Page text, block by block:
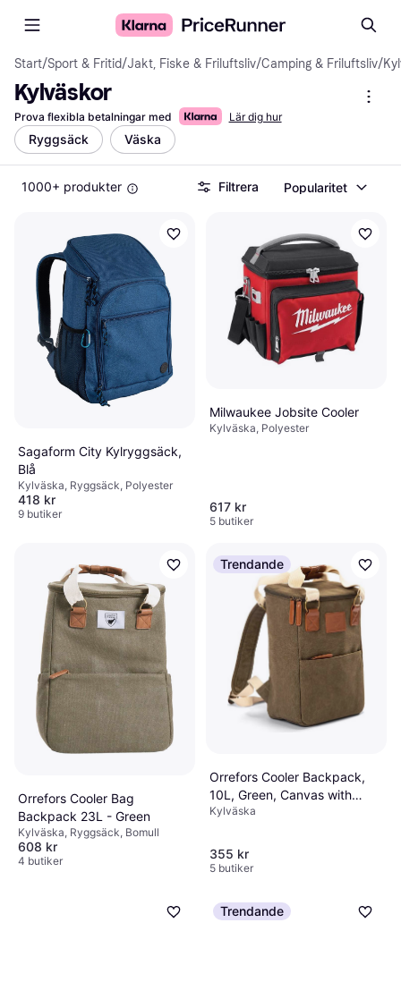
Start/Sport & Fritid/Jakt, Fiske & Friluftsliv/Camping & Friluftsliv/
Kylväskor
Prova flexibla betalningar med Lär dig hur
Ryggsäck Väska
1000+ produkter Filtrera Popularitet
Sagaform City Kylryggsäck,
Blå
Kylväska, Ryggsäck, Polyester
418 kr
9 butiker
Milwaukee Jobsite Cooler
Kylväska, Polyester
617 kr
5 butiker
Orrefors Cooler Bag
Backpack 23L - Green
Kylväska, Ryggsäck, Bomull
608 kr
4 butiker
Trendande
Orrefors Cooler Backpack,
10L, Green, Canvas with
Leather Accents, Insulated,
Picnic & Camping Bag
Kylväska
355 kr
5 butiker
Trendande